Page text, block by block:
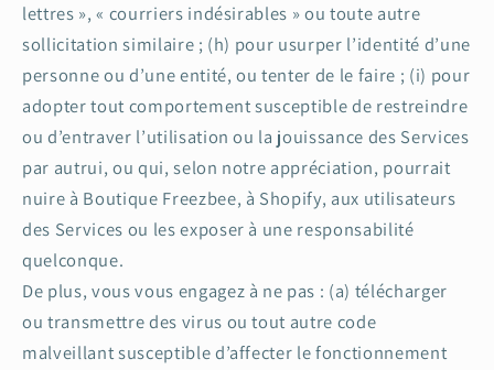
lettres », « courriers indésirables » ou toute autre
sollicitation similaire ; (h) pour usurper l’identité d’une
personne ou d’une entité, ou tenter de le faire ; (i) pour
adopter tout comportement susceptible de restreindre
ou d’entraver l’utilisation ou la jouissance des Services
par autrui, ou qui, selon notre appréciation, pourrait
nuire à Boutique Freezbee, à Shopify, aux utilisateurs
des Services ou les exposer à une responsabilité
quelconque.
De plus, vous vous engagez à ne pas : (a) télécharger
ou transmettre des virus ou tout autre code
malveillant susceptible d’affecter le fonctionnement